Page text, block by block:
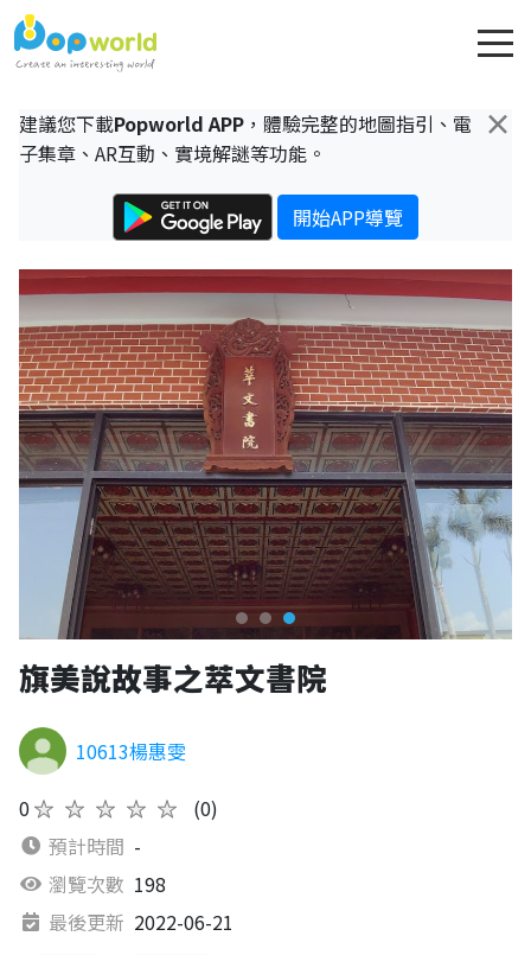
×
建議您下載Popworld APP ，體驗完整的地圖指引、電
子集章、AR互動、實境解謎等功能。
開始APP導覽
旗美說故事之萃文書院
10613楊惠雯
0★★★★★
(0)
預計時間 -
瀏覽次數 198
最後更新 2022-06-21